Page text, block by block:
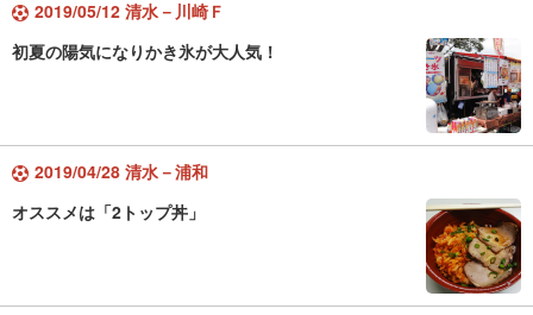
2019/05/12 清水－川崎Ｆ
初夏の陽気になりかき氷が大人気！
2019/04/28 清水－浦和
オススメは「2トップ丼」